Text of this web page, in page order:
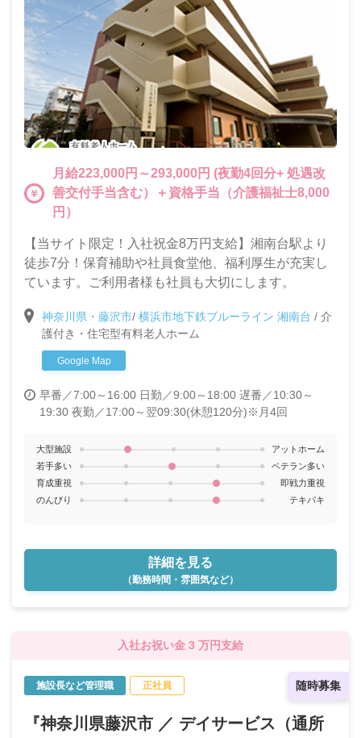
月給223,000円～293,000円 (夜勤4回分+ 処遇改
善交付手当含む）＋資格手当（介護福祉士8,000
円）
【当サイト限定！入社祝金8万円支給】湘南台駅より
徒歩7分！保育補助や社員食堂他、福利厚生が充実し
ています。ご利用者様も社員も大切にします。
神奈川県・藤沢市/ 横浜市地下鉄ブルーライン 湘南台 / 介
護付き・住宅型有料老人ホーム
Google Map
早番／7:00～16:00 日勤／9:00～18:00 遅番／10:30～
19:30 夜勤／17:00～翌09:30(休憩120分)※月4回
大型施設
アットホーム
若手多い
ベテラン多い
育成重視
即戦力重視
のんびり
テキパキ
詳細を見る
（勤務時間・雰囲気など）
入社お祝い金 3 万円支給
随時募集
施設長など管理職 正社員
『神奈川県藤沢市 ／ デイサービス（通所